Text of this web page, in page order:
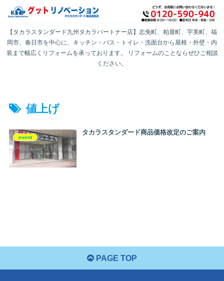
【タカラスタンダード九州タカラパートナー店】志免町、粕屋町、宇美町、福
岡市、春日市を中心に、キッチン・バス・トイレ・洗面台から屋根・外壁・内
装まで幅広くリフォームを承っております。 リフォームのことならぜひご相談
ください。
値上げ
event
タカラスタンダード商品価格改定のご案内
PAGE TOP